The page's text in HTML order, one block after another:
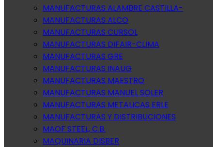
MANUFACTURAS ALAMBRE CASTILLA-
MANUFACTURAS ALCO
MANUFACTURAS CURSOL
MANUFACTURAS DIFAIR-CLIMA
MANUFACTURAS GRE
MANUFACTURAS INAUG
MANUFACTURAS MAESTRO
MANUFACTURAS MANUEL SOLER
MANUFACTURAS METALICAS ERLE
MANUFACTURAS Y DISTRIBUCIONES
MAOF STEEL, C.B.
MAQUINARIA DISBER